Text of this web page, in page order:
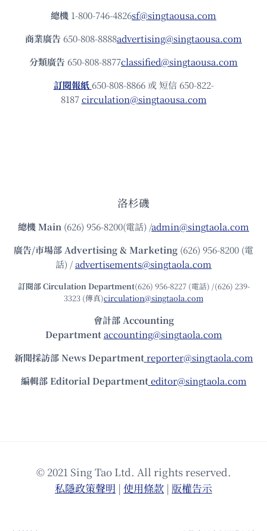
總機 1-800-746-4826sf@singtaousa.com
商業廣告 650-808-8888advertising@singtaousa.com
分類廣告 650-808-8877classified@singtaousa.com
訂閱報紙 650-808-8866 或 短信 650-822-
8187circulation@singtaousa.com
洛杉磯
總機Main (626) 956-8200(電話) /admin@singtaola.com
廣告/市場部Advertising & Marketing (626) 956-8200 (電
話) /advertisements@singtaola.com
訂閱部 Circulation Department(626) 956-8227 (電話) /(626) 239-
3323 (傳真)circulation@singtaola.com
會計部 Accounting
Department accounting@singtaola.com
新聞採訪部 News Department reporter@singtaola.com
編輯部 Editorial Department editor@singtaola.com
© 2021 Sing Tao Ltd. All rights reserved.
私隱政策聲明 | 使⽤條款 | 版權告⽰